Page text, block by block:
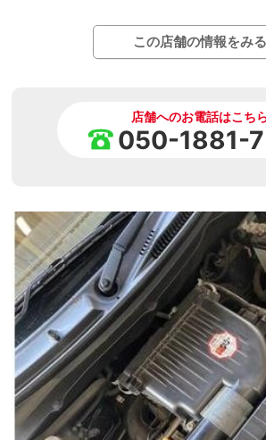
この店舗の情報をみる
店舗へのお電話はこち
050-1881-